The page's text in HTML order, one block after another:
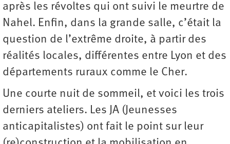
après les révoltes qui ont suivi le meurtre de
Nahel. Enfin, dans la grande salle, c’était la
question de l’extrême droite, à partir des
réalités locales, différentes entre Lyon et des
départements ruraux comme le Cher.
Une courte nuit de sommeil, et voici les trois
derniers ateliers. Les JA (Jeunesses
anticapitalistes) ont fait le point sur leur